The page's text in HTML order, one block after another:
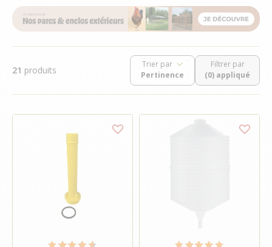
21 produits
Trier par
Filtrer par
(0) appliqué